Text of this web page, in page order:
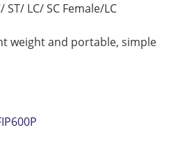
ST/ LC/ SC Female/LC
weight and portable, simple